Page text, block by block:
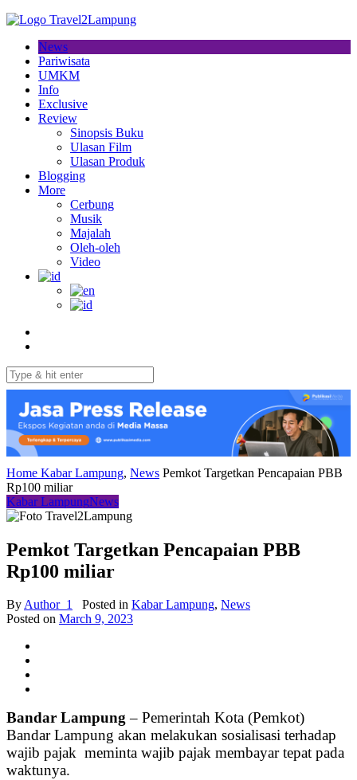
News
Pariwisata
UMKM
Info
Exclusive
Review
Sinopsis Buku
Ulasan Film
Ulasan Produk
Blogging
More
Cerbung
Musik
Majalah
Oleh-oleh
Video
Home Kabar Lampung, News Pemkot Targetkan Pencapaian PBB
Rp100 miliar
Kabar LampungNews
Pemkot Targetkan Pencapaian PBB
Rp100 miliar
ByAuthor_1 Posted in Kabar Lampung, News
Posted on March 9, 2023
Bandar Lampung– Pemerintah Kota (Pemkot)
Bandar Lampung akan melakukan sosialisasi terhadap
wajib pajak meminta wajib pajak membayar tepat pada
waktunya.